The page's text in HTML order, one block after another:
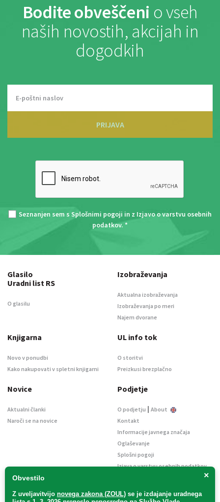
Bodite obveščeni o vseh
naših novostih, akcijah in
dogodkih
PRIJAVA
Seznanjen sem s Splošnimi pogoji in z Izjavo o varstvu osebnih
podatkov. *
×
Obvestilo
Z uveljavitvijo novega zakona (ZOUL) se je izdajanje uradnega
Glasilo
Uradni list RS
O glasilu
Izobraževanja
Aktualna izobraževanja
Izobraževanja po meri
Najem dvorane
Knjigarna
Novo v ponudbi
Kako nakupovati v spletni knjigarni
UL info tok
O storitvi
Preizkusi brezplačno
Novice
Aktualni članki
Naroči se na novice
Podjetje
O podjetju | About
Kontakt
Informacije javnega značaja
Oglaševanje
Splošni pogoji
Izjava o varstvu osebnih podatkov